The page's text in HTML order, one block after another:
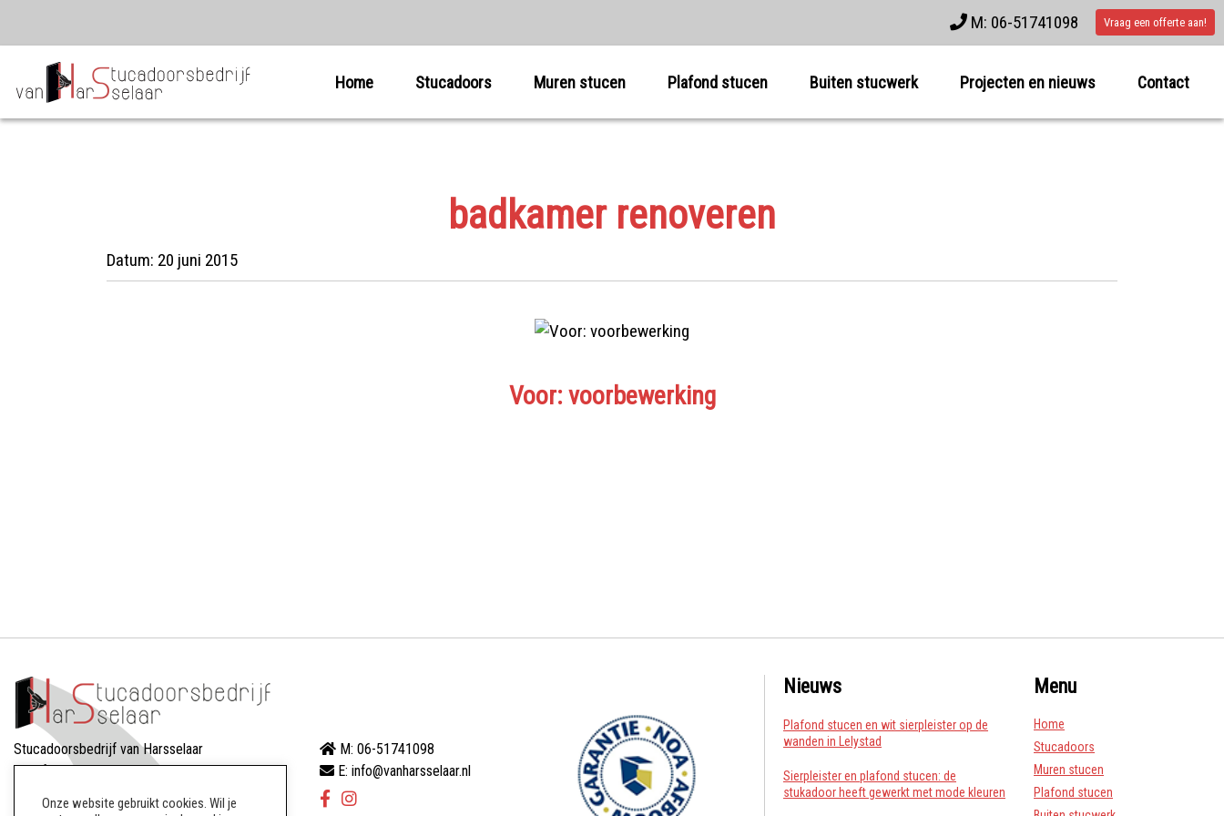
Vraag een offerte aan!
M: 06-51741098
Home Stucadoors Muren stucen Plafond stucen Buiten stucwerk Projecten en nieuws Contact
badkamer renoveren
Datum: 20 juni 2015
Voor: voorbewerking
Stucadoorsbedrijf van Harsselaar
Dreef 88
M: 06-51741098
E: info@vanharsselaar.nl
Nieuws
Plafond stucen en wit sierpleister op de
wanden in Lelystad
Sierpleister en plafond stucen: de
stukadoor heeft gewerkt met mode kleuren
Menu
Home
Stucadoors
Muren stucen
Plafond stucen
Onze website gebruikt cookies. Wil je